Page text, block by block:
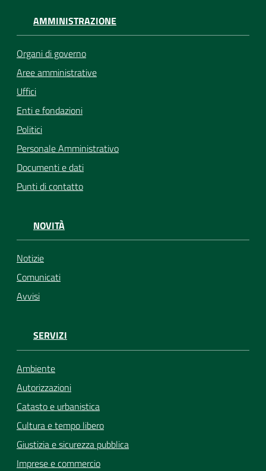
AMMINISTRAZIONE
Organi di governo
Aree amministrative
Uffici
Enti e fondazioni
Politici
Personale Amministrativo
Documenti e dati
Punti di contatto
NOVITÀ
Notizie
Comunicati
Avvisi
SERVIZI
Ambiente
Autorizzazioni
Catasto e urbanistica
Cultura e tempo libero
Giustizia e sicurezza pubblica
Imprese e commercio